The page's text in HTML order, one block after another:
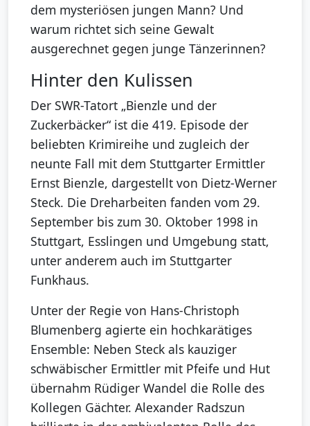
dem mysteriösen jungen Mann? Und
warum richtet sich seine Gewalt
ausgerechnet gegen junge Tänzerinnen?
Hinter den Kulissen
Der SWR-Tatort „Bienzle und der
Zuckerbäcker“ ist die 419. Episode der
beliebten Krimireihe und zugleich der
neunte Fall mit dem Stuttgarter Ermittler
Ernst Bienzle, dargestellt von Dietz-Werner
Steck. Die Dreharbeiten fanden vom 29.
September bis zum 30. Oktober 1998 in
Stuttgart, Esslingen und Umgebung statt,
unter anderem auch im Stuttgarter
Funkhaus.
Unter der Regie von Hans-Christoph
Blumenberg agierte ein hochkarätiges
Ensemble: Neben Steck als kauziger
schwäbischer Ermittler mit Pfeife und Hut
übernahm Rüdiger Wandel die Rolle des
Kollegen Gächter. Alexander Radszun